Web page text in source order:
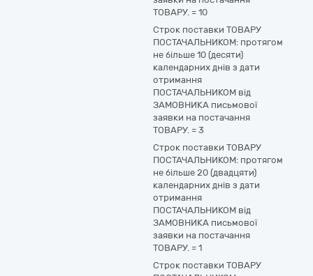
ТОВАРУ.= 10
Строк поставки ТОВАРУ
ПОСТАЧАЛЬНИКОМ: протягом
не більше 10 (десяти)
календарних днів з дати
отримання
ПОСТАЧАЛЬНИКОМ від
ЗАМОВНИКА письмової
заявки на постачання
ТОВАРУ.= 3
Строк поставки ТОВАРУ
ПОСТАЧАЛЬНИКОМ: протягом
не більше 20 (двадцяти)
календарних днів з дати
отримання
ПОСТАЧАЛЬНИКОМ від
ЗАМОВНИКА письмової
заявки на постачання
ТОВАРУ.= 1
Строк поставки ТОВАРУ